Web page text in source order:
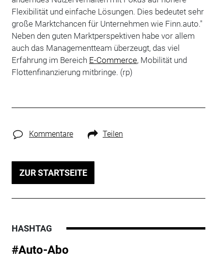
Flexibilität und einfache Lösungen. Dies bedeutet sehr
große Marktchancen für Unternehmen wie Finn.auto."
Neben den guten Marktperspektiven habe vor allem
auch das Managementteam überzeugt, das viel
Erfahrung im Bereich E-Commerce, Mobilität und
Flottenfinanzierung mitbringe. (rp)
Kommentare Teilen
ZUR STARTSEITE
HASHTAG
#Auto-Abo